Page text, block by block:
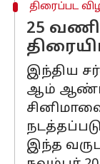
திரைப்பட
25
இந்திய
ஆம்
இந்த